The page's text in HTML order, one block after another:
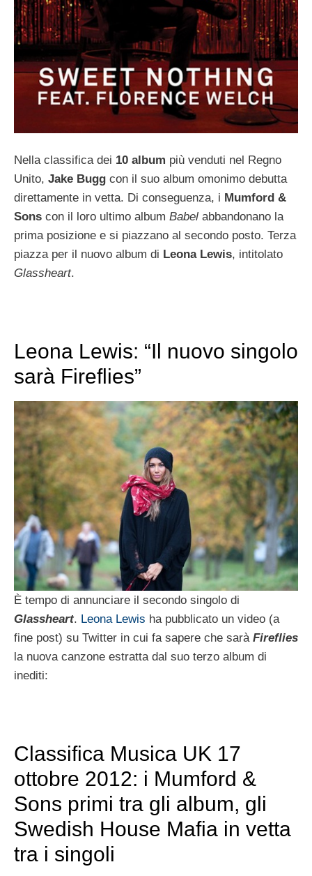
Nella classifica dei 10 album più venduti nel Regno
Unito, Jake Bugg con il suo album omonimo debutta
direttamente in vetta. Di conseguenza, i Mumford &
Sons con il loro ultimo album Babel abbandonano la
prima posizione e si piazzano al secondo posto. Terza
piazza per il nuovo album di Leona Lewis, intitolato
Glassheart.
Leona Lewis: “Il nuovo singolo
sarà Fireflies”
È tempo di annunciare il secondo singolo di
Glassheart. Leona Lewis ha pubblicato un video (a
fine post) su Twitter in cui fa sapere che saràFireflies
la nuova canzone estratta dal suo terzo album di
inediti:
Classifica Musica UK 17
ottobre 2012: i Mumford &
Sons primi tra gli album, gli
Swedish House Mafia in vetta
tra i singoli